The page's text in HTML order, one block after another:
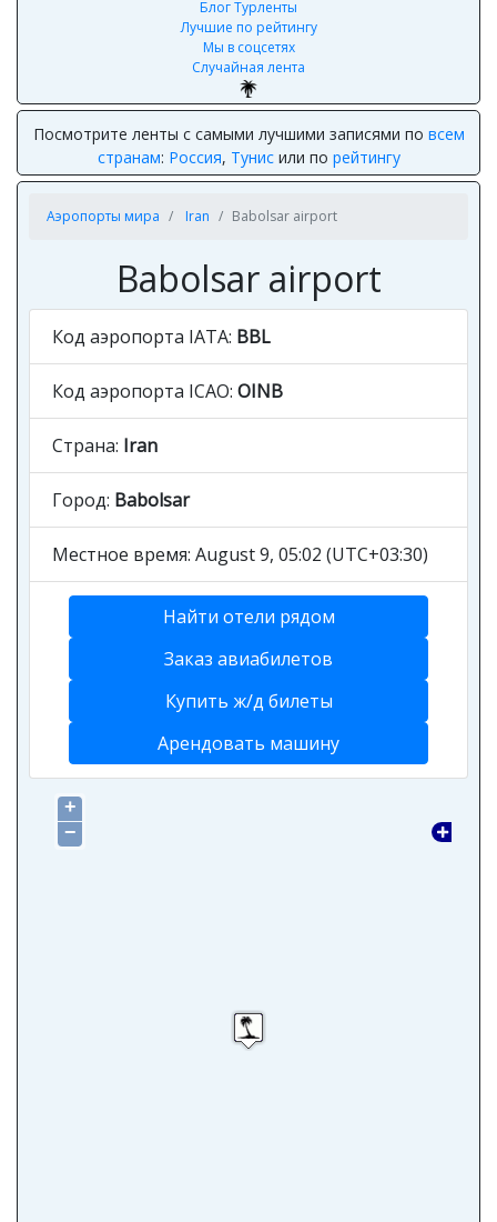
Блог Турленты
Лучшие по рейтингу
Мы в соцсетях
Случайная лента
Посмотрите ленты с самыми лучшими записями по всем
странам: Россия, Тунисили по рейтингу
Аэропорты мира Iran Babolsar airport
Babolsar airport
Код аэропорта IATA: BBL
Код аэропорта ICAO: OINB
Страна: Iran
Город: Babolsar
Местное время: August 9, 05:02 (UTC+03:30)
Найти отели рядом
Заказ авиабилетов
Купить ж/д билеты
Арендовать машину
+
−